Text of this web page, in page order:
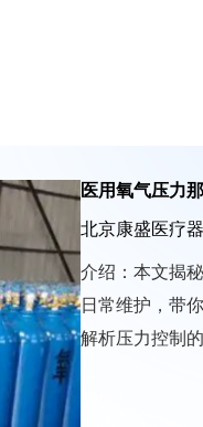
医用氧气压力
北京康盛医疗
介绍： 本文揭
日常维护，带
解析压力控制